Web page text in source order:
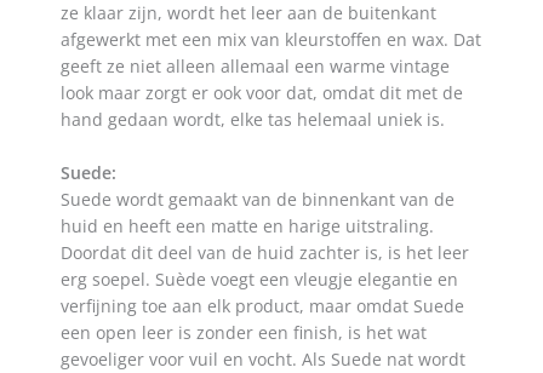
ze klaar zijn, wordt het leer aan de buitenkant
afgewerkt met een mix van kleurstoffen en wax. Dat
geeft ze niet alleen allemaal een warme vintage
look maar zorgt er ook voor dat, omdat dit met de
hand gedaan wordt, elke tas helemaal uniek is.
Suede:
Suede wordt gemaakt van de binnenkant van de
huid en heeft een matte en harige uitstraling.
Doordat dit deel van de huid zachter is, is het leer
erg soepel. Suède voegt een vleugje elegantie en
verfijning toe aan elk product, maar omdat Suede
een open leer is zonder een finish, is het wat
gevoeliger voor vuil en vocht. Als Suede nat wordt